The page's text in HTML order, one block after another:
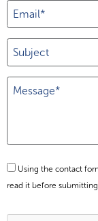
Using the contact
read it before submitting